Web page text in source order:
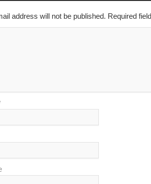
address will not be published. Required